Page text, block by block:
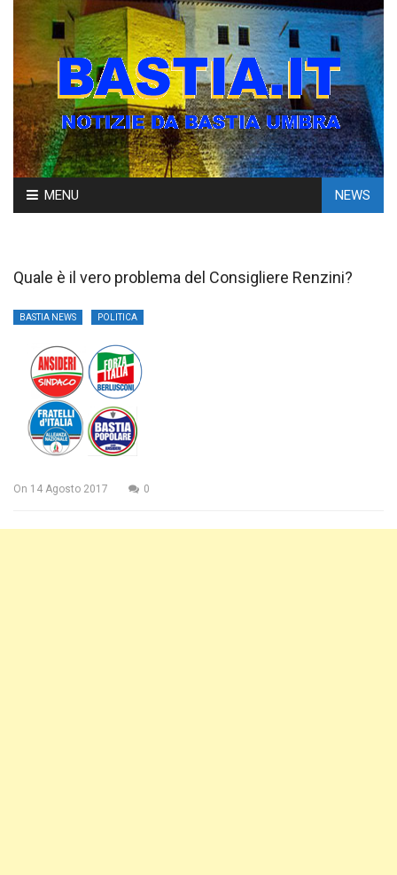
Skip
to
MENU NEWS
Quale è il vero problema del Consigliere Renzini?
BASTIA NEWS POLITICA
On 14 Agosto 2017 0